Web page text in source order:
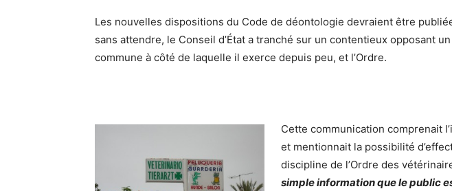
Les nouvelles dispositions du Code de déontologie devraient être
sans attendre, le Conseil d’État a tranché sur un contentieux opposant
commune à côté de laquelle il exerce depuis peu, et l’Ordre.
Cette communication comprenait
et mentionnait la possibilité
discipline de l’Ordre des
simple information que le public